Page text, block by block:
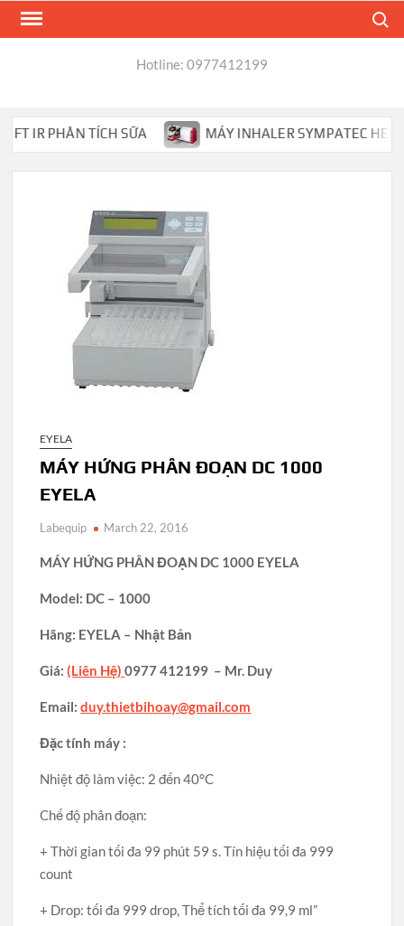
Skip
Hotline: 0977412199
IR PHÂN TÍCH SỮA MÁY INHALER SYMPATEC
EYELA
MÁY HỨNG PHÂN ĐOẠN DC 1000
EYELA
Labequip March 22, 2016
MÁY HỨNG PHÂN ĐOẠN DC 1000 EYELA
Model: DC – 1000
Hãng: EYELA – Nhật Bản
Giá:(Liên Hệ)0977 412199 – Mr. Duy
Email:duy.thietbihoay@gmail.com
Đặc tính máy :
Nhiệt độ làm việc: 2 đến 40°C
Chế độ phân đoạn:
+ Thời gian tối đa 99 phút 59 s. Tín hiệu tối đa 999
count
+ Drop: tối đa 999 drop, Thể tích tối đa 99,9 ml”